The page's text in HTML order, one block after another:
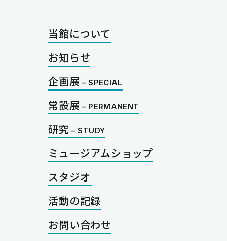
当館について
お知らせ
企画展
常設展
研究
ミュージアムショップ
スタジオ
活動の記録
お問い合わせ